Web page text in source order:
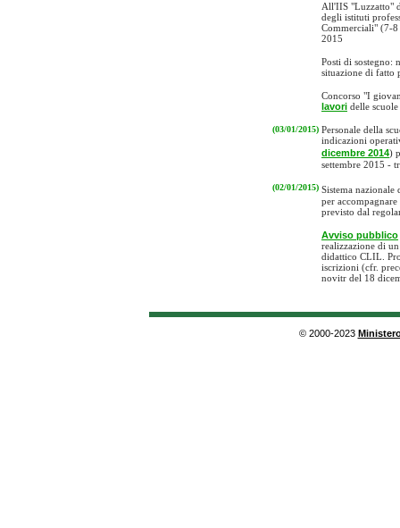
All'IIS "Luzzatto"
degli istituti
Commerciali" (7-
2015
Posti di sostegno:
situazione di fatto
Concorso "I
lavori delle
(03/01/2015) Personale della
indicazioni
dicembre 2014)
settembre 2015 -
(02/01/2015) Sistema
per
previsto dal
Avviso pubblico
realizzazione di
didattico CLIL.
iscrizioni (cfr.
novitr del 18
© 2000-2023